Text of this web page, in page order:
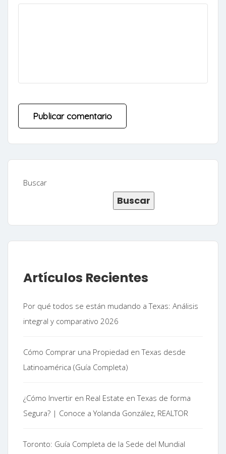
Buscar
Buscar
Artículos Recientes
Por qué todos se están mudando a Texas: Análisis
integral y comparativo 2026
Cómo Comprar una Propiedad en Texas desde
Latinoamérica (Guía Completa)
¿Cómo Invertir en Real Estate en Texas de forma
Segura? | Conoce a Yolanda González, REALTOR
Toronto: Guía Completa de la Sede del Mundial